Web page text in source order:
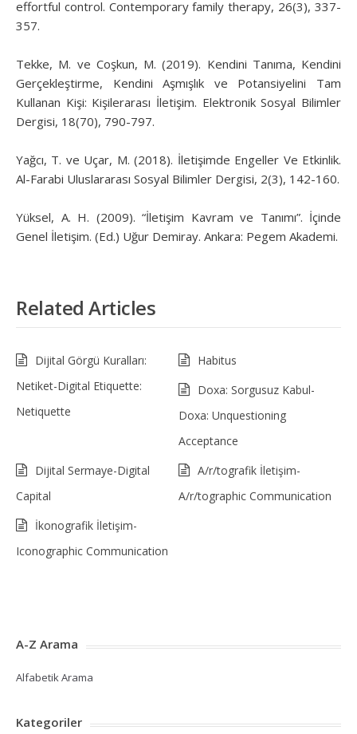
effortful control. Contemporary family therapy, 26(3), 337-
357.
Tekke, M. ve Coşkun, M. (2019). Kendini Tanıma, Kendini
Gerçekleştirme, Kendini Aşmışlık ve Potansiyelini Tam
Kullanan Kişi: Kişilerarası İletişim. Elektronik Sosyal Bilimler
Dergisi, 18(70), 790-797.
Yağcı, T. ve Uçar, M. (2018). İletişimde Engeller Ve Etkinlik.
Al-Farabi Uluslararası Sosyal Bilimler Dergisi, 2(3), 142-160.
Yüksel, A. H. (2009). “İletişim Kavram ve Tanımı”. İçinde
Genel İletişim. (Ed.) Uğur Demiray. Ankara: Pegem Akademi.
Related Articles
Dijital Görgü Kuralları:
Netiket-Digital Etiquette:
Netiquette
Habitus
Doxa: Sorgusuz Kabul-
Doxa: Unquestioning
Acceptance
Dijital Sermaye-Digital
Capital
A/r/tografik İletişim-
A/r/tographic Communication
İkonografik İletişim-
Iconographic Communication
A-Z Arama
Alfabetik Arama
Kategoriler